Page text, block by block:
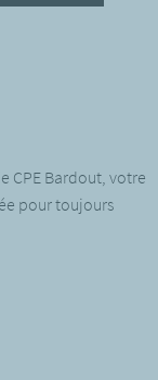
CPE Bardout, votre
pour toujours